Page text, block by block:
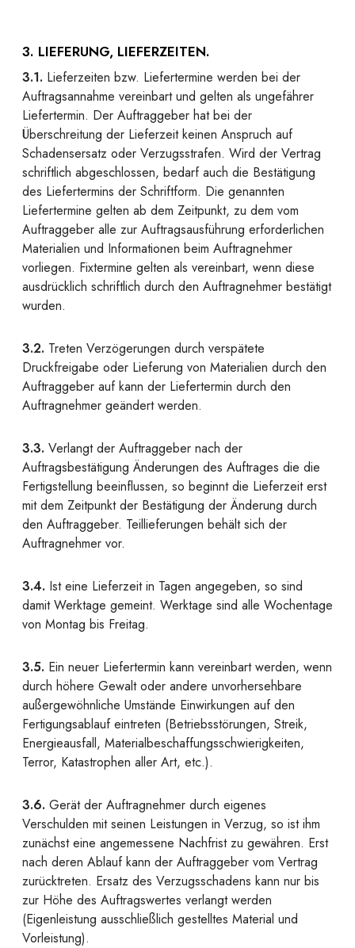
3. LIEFERUNG, LIEFERZEITEN.
3.1. Lieferzeiten bzw. Liefertermine werden bei der
Auftragsannahme vereinbart und gelten als ungefährer
Liefertermin. Der Auftraggeber hat bei der
Überschreitung der Lieferzeit keinen Anspruch auf
Schadensersatz oder Verzugsstrafen. Wird der Vertrag
schriftlich abgeschlossen, bedarf auch die Bestätigung
des Liefertermins der Schriftform. Die genannten
Liefertermine gelten ab dem Zeitpunkt, zu dem vom
Auftraggeber alle zur Auftragsausführung erforderlichen
Materialien und Informationen beim Auftragnehmer
vorliegen. Fixtermine gelten als vereinbart, wenn diese
ausdrücklich schriftlich durch den Auftragnehmer bestätigt
wurden.
3.2. Treten Verzögerungen durch verspätete
Druckfreigabe oder Lieferung von Materialien durch den
Auftraggeber auf kann der Liefertermin durch den
Auftragnehmer geändert werden.
3.3. Verlangt der Auftraggeber nach der
Auftragsbestätigung Änderungen des Auftrages die die
Fertigstellung beeinflussen, so beginnt die Lieferzeit erst
mit dem Zeitpunkt der Bestätigung der Änderung durch
den Auftraggeber. Teillieferungen behält sich der
Auftragnehmer vor.
3.4. Ist eine Lieferzeit in Tagen angegeben, so sind
damit Werktage gemeint. Werktage sind alle Wochentage
von Montag bis Freitag.
3.5. Ein neuer Liefertermin kann vereinbart werden, wenn
durch höhere Gewalt oder andere unvorhersehbare
außergewöhnliche Umstände Einwirkungen auf den
Fertigungsablauf eintreten (Betriebsstörungen, Streik,
Energieausfall, Materialbeschaffungsschwierigkeiten,
Terror, Katastrophen aller Art, etc.).
3.6. Gerät der Auftragnehmer durch eigenes
Verschulden mit seinen Leistungen in Verzug, so ist ihm
zunächst eine angemessene Nachfrist zu gewähren. Erst
nach deren Ablauf kann der Auftraggeber vom Vertrag
zurücktreten. Ersatz des Verzugsschadens kann nur bis
zur Höhe des Auftragswertes verlangt werden
(Eigenleistung ausschließlich gestelltes Material und
Vorleistung).